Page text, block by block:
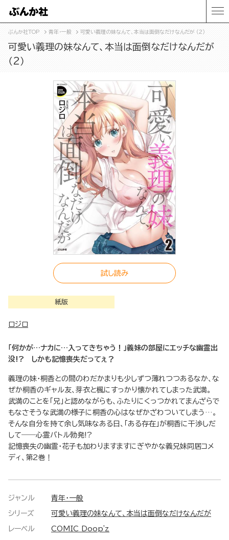
ぶんか社TOP 青年・一般 可愛い義理の妹なんて、本当は面倒なだけなんだが （2）
可愛い義理の妹なんて、本当は面倒なだけなんだが
（2）
試し読み
紙版
ロジロ
「何かが…ナカに…入ってきちゃう！」義妹の部屋にエッチな幽霊出
没!? しかも記憶喪失だってぇ？
義理の妹・桐香との間のわだかまりも少しずつ薄れつつあるなか、な
ぜか桐香のギャル友、芽衣と楓にすっかり懐かれてしまった武満。
武満のことを「兄」と認めながらも、ふたりにくっつかれてまんざらで
もなさそうな武満の様子に桐香の心はなぜかざわついてしまう…。
そんな自分を持て余し気味なある日、「ある存在」が桐香に干渉しだ
して――心霊バトル勃発!?
記憶喪失の幽霊・花子も加わりますますにぎやかな義兄妹同居コメ
ディ、第2巻！
ジャンル 青年・一般
シリーズ 可愛い義理の妹なんて、本当は面倒なだけなんだが
レーベル COMIC Doop'z